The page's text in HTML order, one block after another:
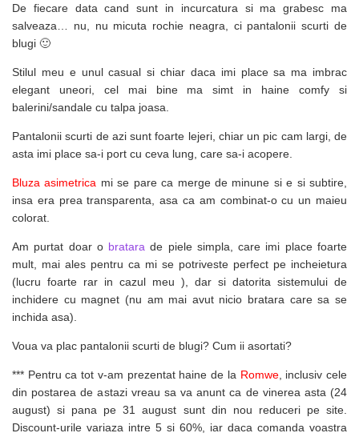
De fiecare data cand sunt in incurcatura si ma grabesc ma
salveaza… nu, nu micuta rochie neagra, ci pantalonii scurti de
blugi 🙂
Stilul meu e unul casual si chiar daca imi place sa ma imbrac
elegant uneori, cel mai bine ma simt in haine comfy si
balerini/sandale cu talpa joasa.
Pantalonii scurti de azi sunt foarte lejeri, chiar un pic cam largi, de
asta imi place sa-i port cu ceva lung, care sa-i acopere.
Bluza asimetrica mi se pare ca merge de minune si e si subtire,
insa era prea transparenta, asa ca am combinat-o cu un maieu
colorat.
Am purtat doar obratarade piele simpla, care imi place foarte
mult, mai ales pentru ca mi se potriveste perfect pe incheietura
(lucru foarte rar in cazul meu ), dar si datorita sistemului de
inchidere cu magnet (nu am mai avut nicio bratara care sa se
inchida asa).
Voua va plac pantalonii scurti de blugi? Cum ii asortati?
*** Pentru ca tot v-am prezentat haine de la Romwe, inclusiv cele
din postarea de astazi vreau sa va anunt ca de vinerea asta (24
august) si pana pe 31 august sunt din nou reduceri pe site.
Discount-urile variaza intre 5 si 60%, iar daca comanda voastra